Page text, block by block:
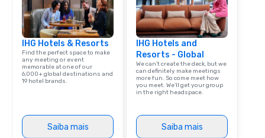
IHG Hotels & Resorts
Find the perfect space to make
any meeting or event
memorable at one of our
6,000+ global destinations and
19 hotel brands.
Saiba mais
IHG Hotels and
Resorts - Global
We can't create the deck, but we
can definitely make meetings
more fun. So come meet how
you meet. We'll get your group
in the right headspace.
Saiba mais